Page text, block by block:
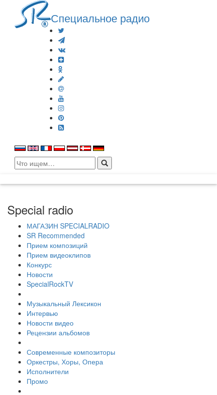
Специальное радио
Search
for:
Special radio
МАГАЗИН SPECIALRADIO
SR Recommended
Прием композиций
Прием видеоклипов
Конкурс
Новости
SpecialRockTV
Музыкальный Лексикон
Интервью
Новости видео
Рецензии альбомов
Современные композиторы
Оркестры, Хоры, Опера
Исполнители
Промо